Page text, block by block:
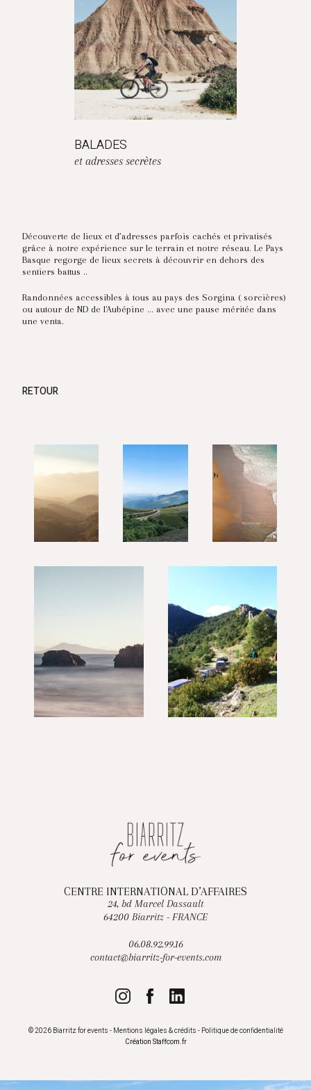
BALADES
et adresses secrètes
Découverte de lieux et d’adresses parfois cachés et privatisés
grâce à notre expérience sur le terrain et notre réseau. Le Pays
Basque regorge de lieux secrets à découvrir en dehors des
sentiers battus ..
Randonnées accessibles à tous au pays des Sorgina ( sorcières)
ou autour de ND de l'Aubépine ... avec une pause méritée dans
une venta.
RETOUR
CENTRE INTERNATIONAL D’AFFAIRES
24, bd Marcel Dassault
64200 Biarritz - FRANCE
06.08.92.99.16
contact@biarritz-for-events.com
© 2026 Biarritz for events - Mentions légales & crédits - Politique de confidentialité
Création Staffcom.fr